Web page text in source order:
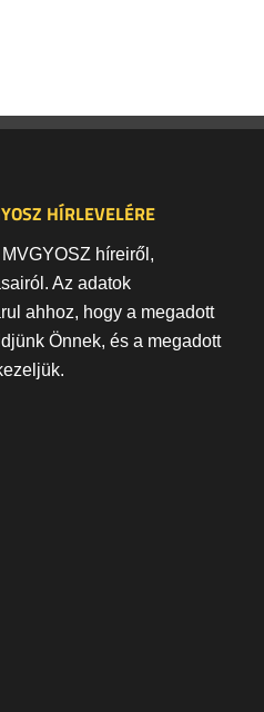
HÍRLEVELÉRE
híreiről,
Az adatok
ahhoz, hogy a megadott
Önnek, és a megadott